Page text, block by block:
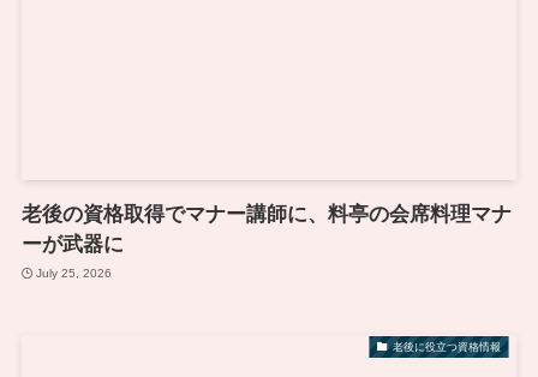
老後の資格取得でマナー講師に、料亭の会席料理マナ
ーが武器に
July 25, 2026
老後に役立つ資格情報